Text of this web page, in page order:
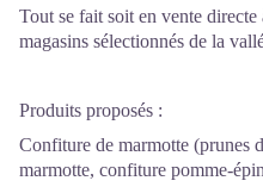
Tout se fait soit en vente
magasins sélectionnés de la
Produits proposés :
Confiture de marmotte (prunes
marmotte, confiture pomme-